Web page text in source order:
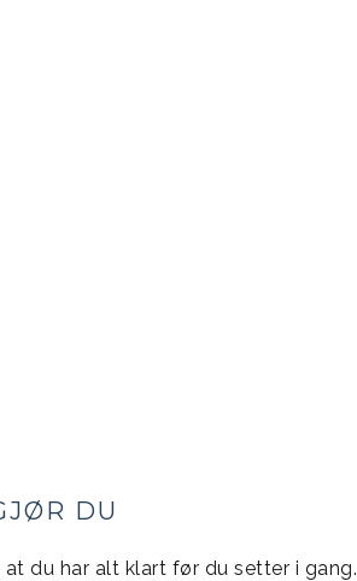
DU
du har alt klart før du setter i gang.